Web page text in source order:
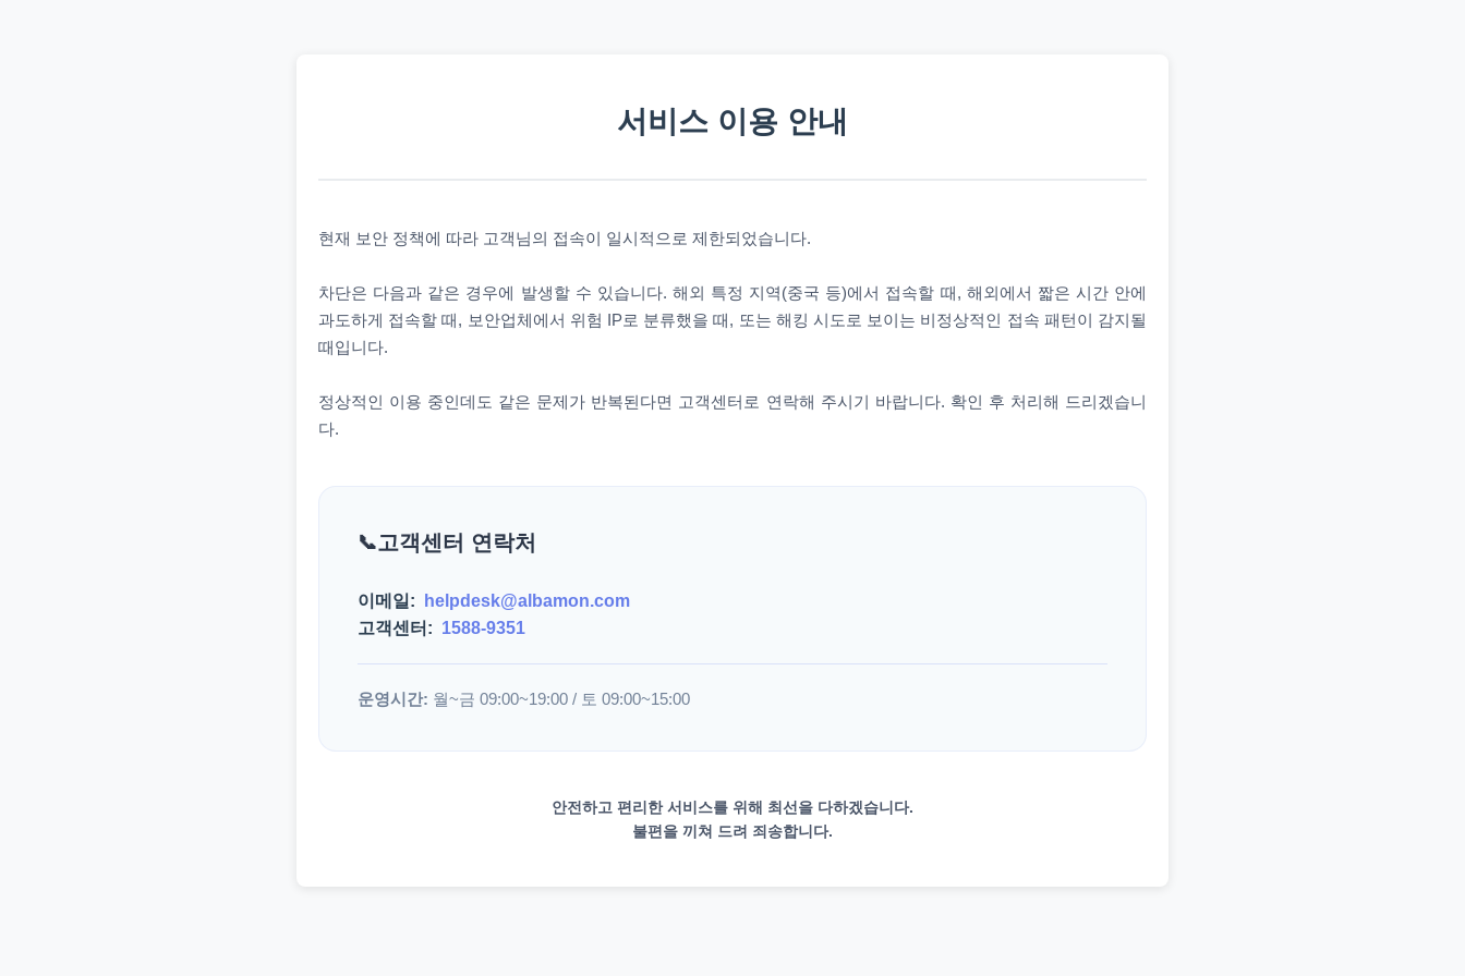
서비스 이용 안내
현재 보안 정책에 따라 고객님의 접속이 일시적으로 제한되었습니다.
차단은 다음과 같은 경우에 발생할 수 있습니다. 해외 특정 지역(중국 등)에서 접속할 때, 해외에서 짧은 시간 안에
과도하게 접속할 때, 보안업체에서 위험 IP로 분류했을 때, 또는 해킹 시도로 보이는 비정상적인 접속 패턴이 감지될
때입니다.
정상적인 이용 중인데도 같은 문제가 반복된다면 고객센터로 연락해 주시기 바랍니다. 확인 후 처리해 드리겠습니
다.
고객센터 연락처
이메일:
helpdesk@albamon.com
고객센터: 1588-9351
운영시간: 월~금 09:00~19:00 / 토 09:00~15:00
안전하고 편리한 서비스를 위해 최선을 다하겠습니다.
불편을 끼쳐 드려 죄송합니다.